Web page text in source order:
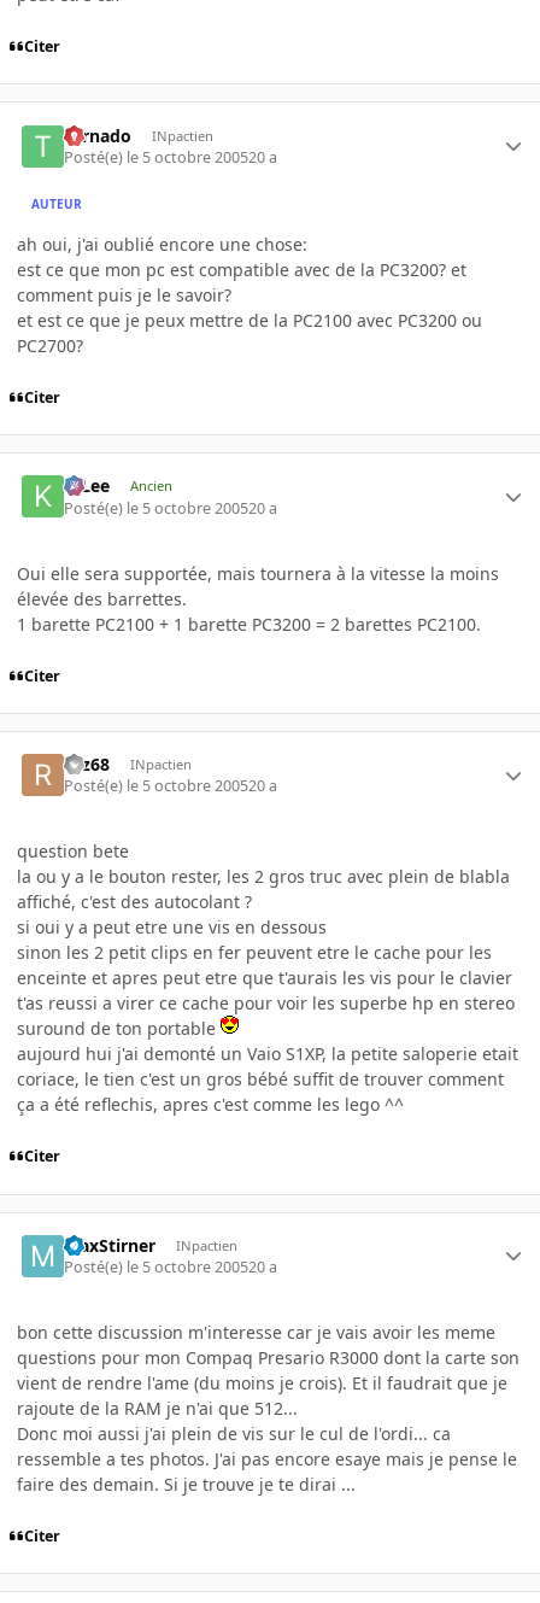
Citer
tornado INpactien
Posté(e) le 5 octobre 200520 a
AUTEUR
ah oui, j'ai oublié encore une chose:
est ce que mon pc est compatible avec de la PC3200? et
comment puis je le savoir?
et est ce que je peux mettre de la PC2100 avec PC3200 ou
PC2700?
Citer
K-Lee Ancien
Posté(e) le 5 octobre 200520 a
Oui elle sera supportée, mais tournera à la vitesse la moins
élevée des barrettes.
1 barette PC2100 + 1 barette PC3200 = 2 barettes PC2100.
Citer
rgz68 INpactien
Posté(e) le 5 octobre 200520 a
question bete
la ou y a le bouton rester, les 2 gros truc avec plein de blabla
affiché, c'est des autocolant ?
si oui y a peut etre une vis en dessous
sinon les 2 petit clips en fer peuvent etre le cache pour les
enceinte et apres peut etre que t'aurais les vis pour le clavier
t'as reussi a virer ce cache pour voir les superbe hp en stereo
suround de ton portable
aujourd hui j'ai demonté un Vaio S1XP, la petite saloperie etait
coriace, le tien c'est un gros bébé suffit de trouver comment
ça a été reflechis, apres c'est comme les lego ^^
Citer
MaxStirner INpactien
Posté(e) le 5 octobre 200520 a
bon cette discussion m'interesse car je vais avoir les meme
questions pour mon Compaq Presario R3000 dont la carte son
vient de rendre l'ame (du moins je crois). Et il faudrait que je
rajoute de la RAM je n'ai que 512...
Donc moi aussi j'ai plein de vis sur le cul de l'ordi... ca
ressemble a tes photos. J'ai pas encore esaye mais je pense le
faire des demain. Si je trouve je te dirai ...
Citer